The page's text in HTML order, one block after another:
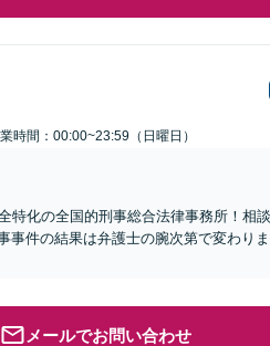
時間：00:00~23:59（日曜日）
特化の全国的刑事総合法律事務所！相
事件の結果は弁護士の腕次第で変わり
メールでお問い合わせ